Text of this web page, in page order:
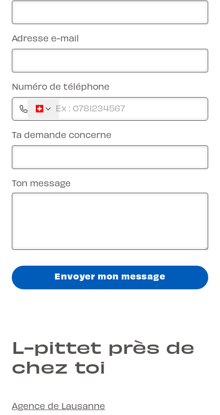
Adresse e-mail
Numéro de téléphone
Ta demande concerne
Ton message
Envoyer mon message
L-pittet près de
chez toi
Agence de Lausanne